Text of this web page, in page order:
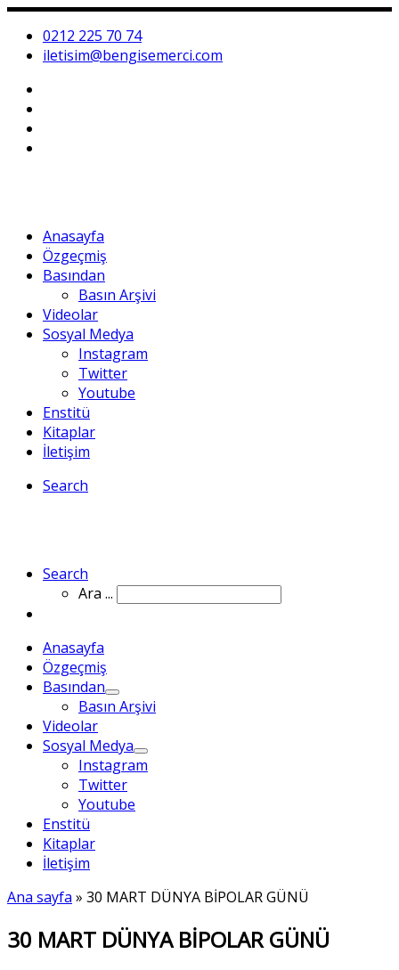
0212 225 70 74
iletisim@bengisemerci.com
Anasayfa
Özgeçmiş
Basından
Basın Arşivi
Videolar
Sosyal Medya
Instagram
Twitter
Youtube
Enstitü
Kitaplar
İletişim
Search
Search
Ara ...
Anasayfa
Özgeçmiş
Basından
Basın Arşivi
Videolar
Sosyal Medya
Instagram
Twitter
Youtube
Enstitü
Kitaplar
İletişim
Ana sayfa » 30 MART DÜNYA BİPOLAR GÜNÜ
30 MART DÜNYA BİPOLAR GÜNÜ